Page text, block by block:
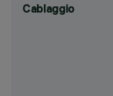
Cablaggio